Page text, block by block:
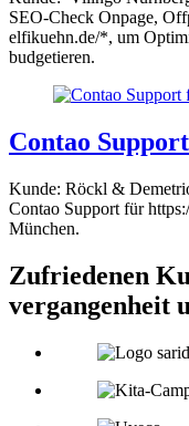
SEO-Check Onpage,
elfikuehn.de/*, um
budgetieren.
Contao
Kunde: Röckl &
Contao Support für
München.
Zufriedenen
vergangenheit